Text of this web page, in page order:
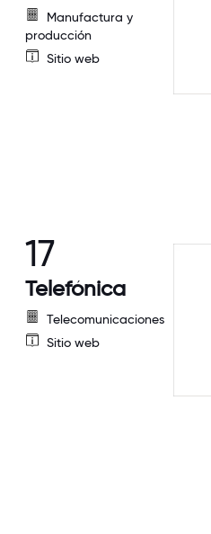
Manufactura y
producción
Sitio web
17
Telefónica
Telecomunicaciones
Sitio web